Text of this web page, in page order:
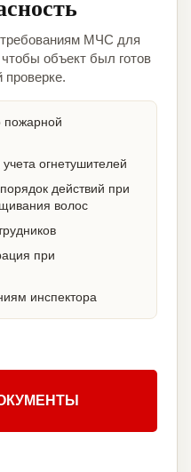
МЧС для
объект был готов
проверке.
пожарной
огнетушителей
действий при
волос
при
инспектора